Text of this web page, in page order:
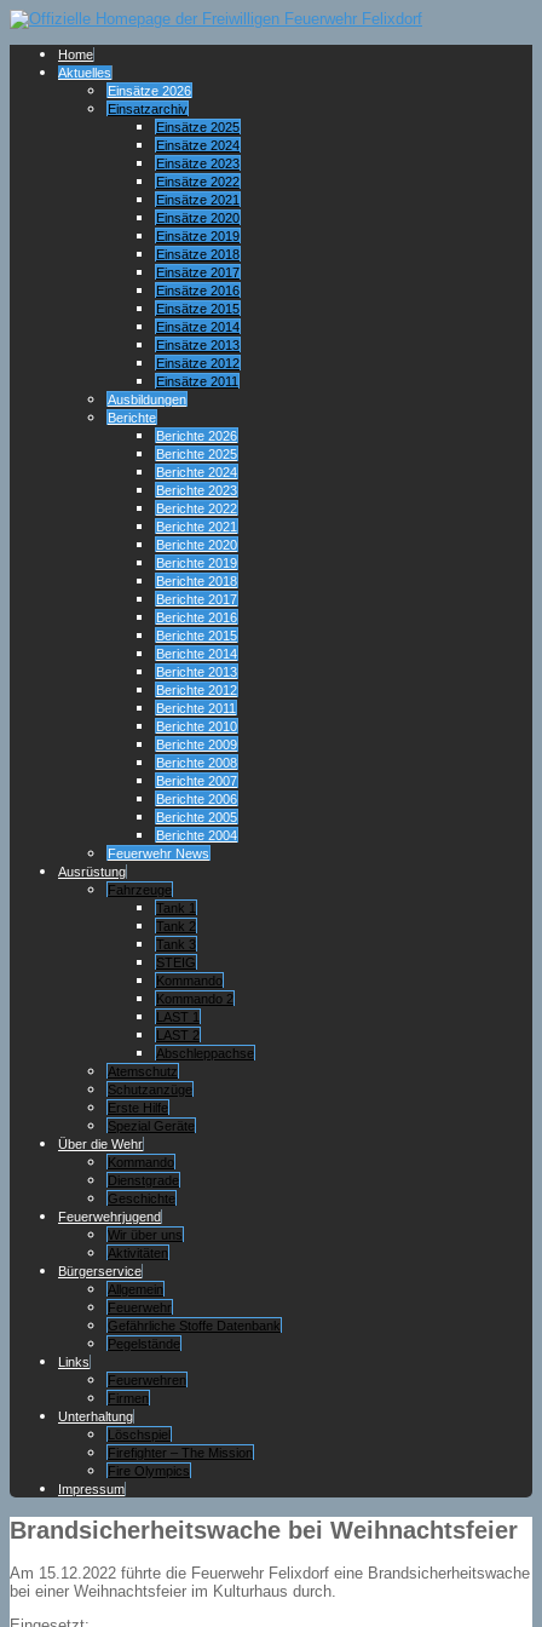
Home
Aktuelles
Einsätze 2026
Einsatzarchiv
Einsätze 2025
Einsätze 2024
Einsätze 2023
Einsätze 2022
Einsätze 2021
Einsätze 2020
Einsätze 2019
Einsätze 2018
Einsätze 2017
Einsätze 2016
Einsätze 2015
Einsätze 2014
Einsätze 2013
Einsätze 2012
Einsätze 2011
Ausbildungen
Berichte
Berichte 2026
Berichte 2025
Berichte 2024
Berichte 2023
Berichte 2022
Berichte 2021
Berichte 2020
Berichte 2019
Berichte 2018
Berichte 2017
Berichte 2016
Berichte 2015
Berichte 2014
Berichte 2013
Berichte 2012
Berichte 2011
Berichte 2010
Berichte 2009
Berichte 2008
Berichte 2007
Berichte 2006
Berichte 2005
Berichte 2004
Feuerwehr News
Ausrüstung
Fahrzeuge
Tank 1
Tank 2
Tank 3
STEIG
Kommando
Kommando 2
LAST 1
LAST 2
Abschleppachse
Atemschutz
Schutzanzüge
Erste Hilfe
Spezial Geräte
Über die Wehr
Kommando
Dienstgrade
Geschichte
Feuerwehrjugend
Wir über uns
Aktivitäten
Bürgerservice
Allgemein
Feuerwehr
Gefährliche Stoffe Datenbank
Pegelstände
Links
Feuerwehren
Firmen
Unterhaltung
Löschspiel
Firefighter – The Mission
Fire Olympics
Impressum
Brandsicherheitswache bei Weihnachtsfeier
Am 15.12.2022 führte die Feuerwehr Felixdorf eine Brandsicherheitswache
bei einer Weihnachtsfeier im Kulturhaus durch.